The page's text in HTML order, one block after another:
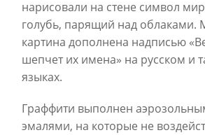
нарисовали на стене символ
голубь, парящий над облаками.
картина дополнена надписью
шепчет их имена» на русском и
языках.
Граффити выполнен
эмалями, на которые не